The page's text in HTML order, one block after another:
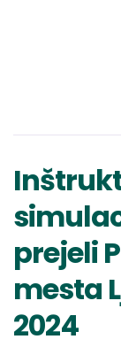
prejeli
mesta
2024